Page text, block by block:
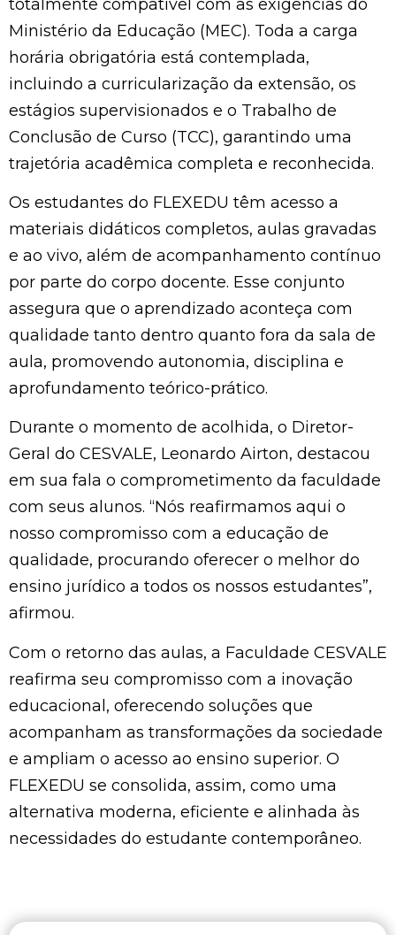
totalmente compatível com as exigências do
Ministério da Educação (MEC). Toda a carga
horária obrigatória está contemplada,
incluindo a curricularização da extensão, os
estágios supervisionados e o Trabalho de
Conclusão de Curso (TCC), garantindo uma
trajetória acadêmica completa e reconhecida.
Os estudantes do FLEXEDU têm acesso a
materiais didáticos completos, aulas gravadas
e ao vivo, além de acompanhamento contínuo
por parte do corpo docente. Esse conjunto
assegura que o aprendizado aconteça com
qualidade tanto dentro quanto fora da sala de
aula, promovendo autonomia, disciplina e
aprofundamento teórico-prático.
Durante o momento de acolhida, o Diretor-
Geral do CESVALE, Leonardo Airton, destacou
em sua fala o comprometimento da faculdade
com seus alunos. “Nós reafirmamos aqui o
nosso compromisso com a educação de
qualidade, procurando oferecer o melhor do
ensino jurídico a todos os nossos estudantes”,
afirmou.
Com o retorno das aulas, a Faculdade CESVALE
reafirma seu compromisso com a inovação
educacional, oferecendo soluções que
acompanham as transformações da sociedade
e ampliam o acesso ao ensino superior. O
FLEXEDU se consolida, assim, como uma
alternativa moderna, eficiente e alinhada às
necessidades do estudante contemporâneo.